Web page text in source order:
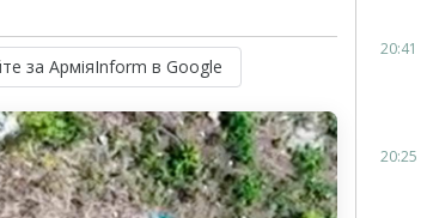
за АрміяInform в Google
20:41
20:25